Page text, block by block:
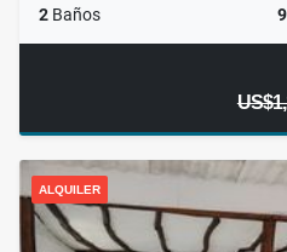
2 Baños
ALQUILER